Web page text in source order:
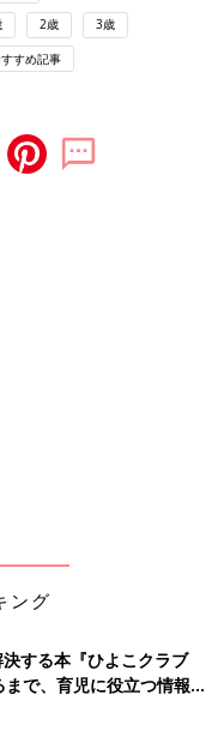
る前に圧迫止血しま
ぐに救急車を呼ぶ
てはいけないこと
して切ってしまうこと
事故！」お部屋の
2歳 3歳
すめ記事
ング
する本『ひよこクラブ
で、育児に役立つ情報が